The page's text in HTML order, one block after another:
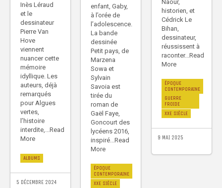
Naour,
historien, et
Cédrick Le
Bihan,
dessinateur,
réussissent à
raconter...Read
More
ÉPOQUE
CONTEMPORAINE
GUERRE
FROIDE
XXE SIÈCLE
9 MAI 2025
Inès Léraud
et le
dessinateur
Pierre Van
Hove
viennent
nuancer cette
mémoire
idyllique. Les
auteurs, déjà
remarqués
pour Algues
vertes,
l’histoire
interdite,...Read
More
ALBUMS
5 DÉCEMBRE 2024
enfant, Gaby,
à l’orée de
l’adolescence.
La bande
dessinée
Petit pays, de
Marzena
Sowa et
Sylvain
Savoia est
tirée du
roman de
Gaël Faye,
Goncourt des
lycéens 2016,
inspiré...Read
More
ÉPOQUE
CONTEMPORAINE
XXE SIÈCLE